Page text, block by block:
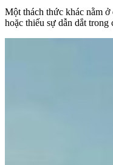
Một thách thức khác nằm
hoặc thiếu sự dẫn dắt